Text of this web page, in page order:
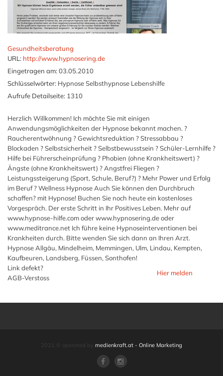
Gesundheitsberatung
URL: http://www.hypnosering.de
Eingetragen am: 03.05.2010
Schlüsselwörter: Hypnose Selbsthypnose Lebenshilfe
Aufrufe Detailseite: 1310
Herzlich Willkommen! Ich möchte Sie mit einigen
Anwendungsmöglichkeiten der Hypnose bekannt machen. ?
Raucherentwöhnung ? Gewichtsreduktion ? Stressabbau ?
Blockaden ? Selbstsicherheit ? Selbstbewusstsein ? Schüler-Lernhilfe ?
Hilfe bei Führerscheinprüfung ? Phobien (ohne Krankheitswert) ?
Ängste (ohne Krankheitswert) ? Angstfrei Fliegen ?
Leistungssteigerung (Sport, Schule, Beruf?) ? Mehr Power und Erfolg
im Beruf ? Wellness Hypnose Auch Sie können den Durchbruch
schaffen? mit Hypnose! Buchen Sie noch heute ein kostenloses
Vorgespräch. Der erste Schritt in Ihr Positives Leben. Mehr auf
www.hypnose-hilfe.com oder www.hypnosering.de oder
www.meditrance.net Ich führe keine Hypnoseinterventionen bei
Krankheiten durch. Bitte wenden Sie sich dann an Ihren Arzt.
Hypnose Allgäu, Mindelheim, Memmingen, Ulm, Lindau, Kempten,
Kaufbeuren, Landsberg, Füssen, Sonthofen!
Link defekt?
AGB-Verstoss
Hier melden
2021 © operated by medienkraft.at - Online Marketing